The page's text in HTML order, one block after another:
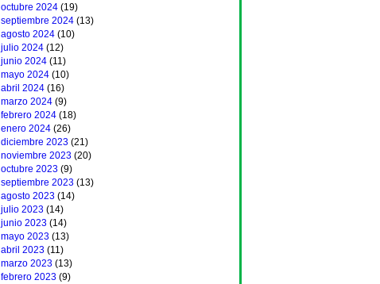
octubre 2024 (19)
septiembre 2024 (13)
agosto 2024 (10)
julio 2024 (12)
junio 2024 (11)
mayo 2024 (10)
abril 2024 (16)
marzo 2024 (9)
febrero 2024 (18)
enero 2024 (26)
diciembre 2023 (21)
noviembre 2023 (20)
octubre 2023 (9)
septiembre 2023 (13)
agosto 2023 (14)
julio 2023 (14)
junio 2023 (14)
mayo 2023 (13)
abril 2023 (11)
marzo 2023 (13)
febrero 2023 (9)